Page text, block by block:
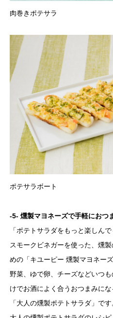
肉巻きポテサラ
ポテサラボート
-5- 燻製マヨネーズで手軽におつ
「ポテトサラダをもっと楽しん
スモークビネガーを使った、燻
めの「キユーピー 燻製マヨネー
野菜、ゆで卵、チーズなどいつ
けでお酒によく合うおつまみに
「大人の燻製ポテトサラダ」です